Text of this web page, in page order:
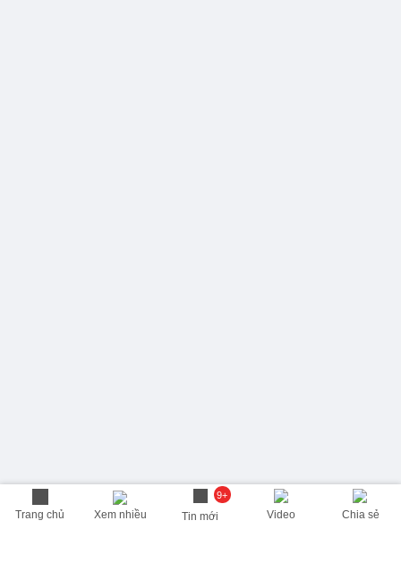
Trang chủ Xem nhiều
9+
Tin mới Video Chia sẻ